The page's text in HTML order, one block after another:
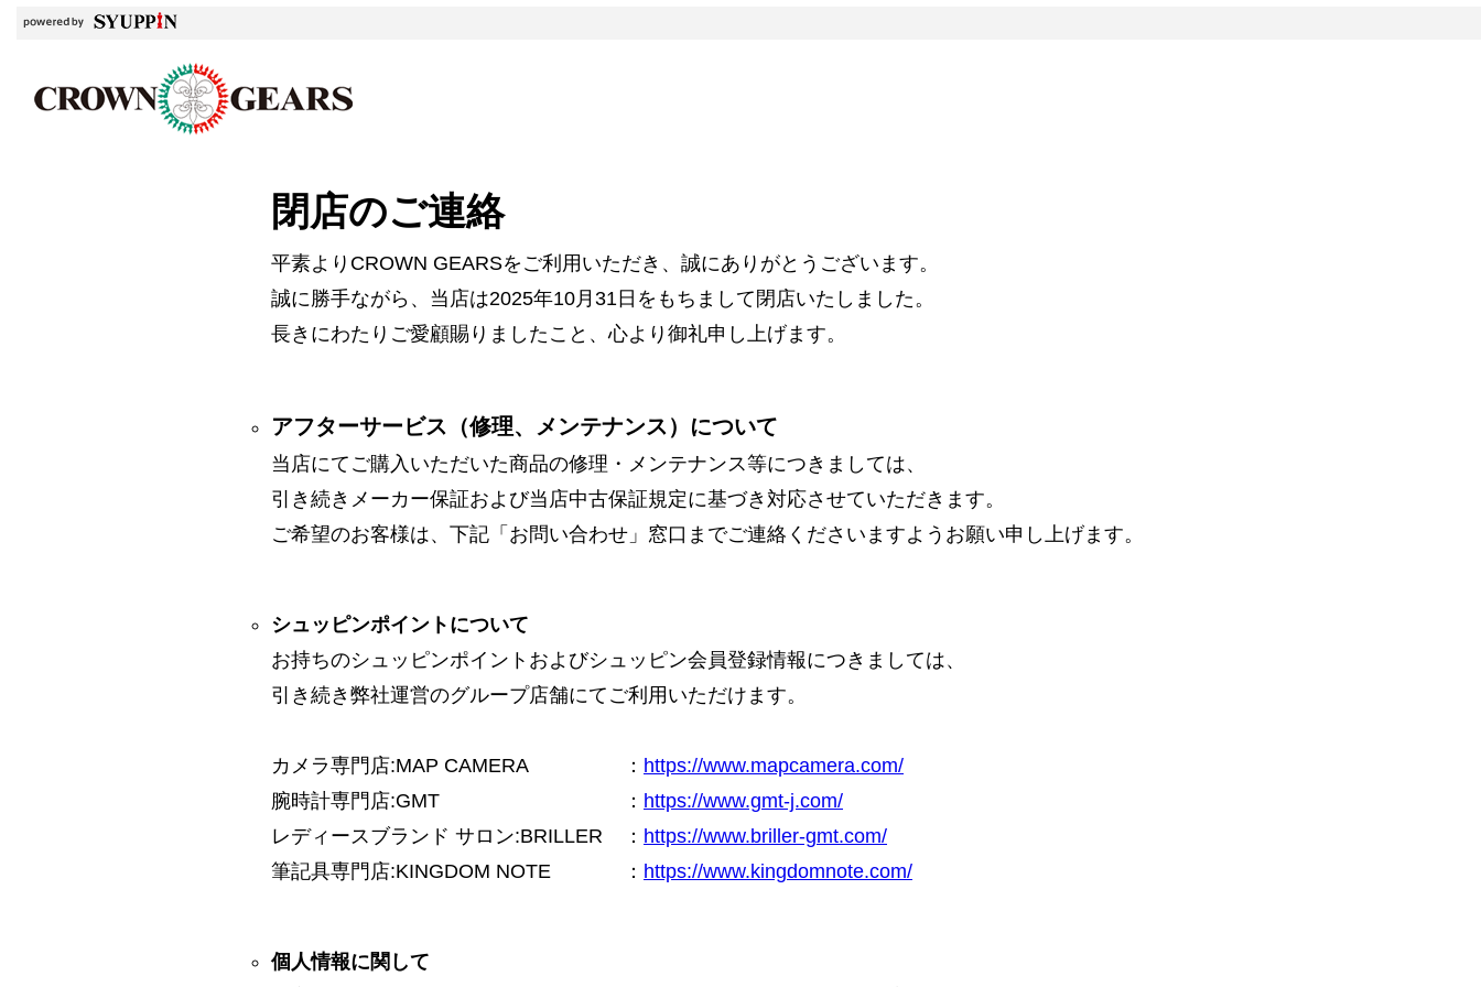
閉店のご連絡
平素よりCROWN GEARSをご利用いただき、誠にありがとうございます。
誠に勝手ながら、当店は2025年10月31日をもちまして閉店いたしました。
長きにわたりご愛顧賜りましたこと、心より御礼申し上げます。
アフターサービス（修理、メンテナンス）について
当店にてご購入いただいた商品の修理・メンテナンス等につきましては、
引き続きメーカー保証および当店中古保証規定に基づき対応させていただきます。
ご希望のお客様は、下記「お問い合わせ」窓口までご連絡くださいますようお願い申し上げます。
シュッピンポイントについて
お持ちのシュッピンポイントおよびシュッピン会員登録情報につきましては、
引き続き弊社運営のグループ店舗にてご利用いただけます。
カメラ専門店:MAP CAMERA ： https://www.mapcamera.com/
腕時計専門店:GMT
： https://www.gmt-j.com/
レディースブランド サロン:BRILLER
： https://www.briller-gmt.com/
筆記具専門店:KINGDOM NOTE
： https://www.kingdomnote.com/
個人情報に関して